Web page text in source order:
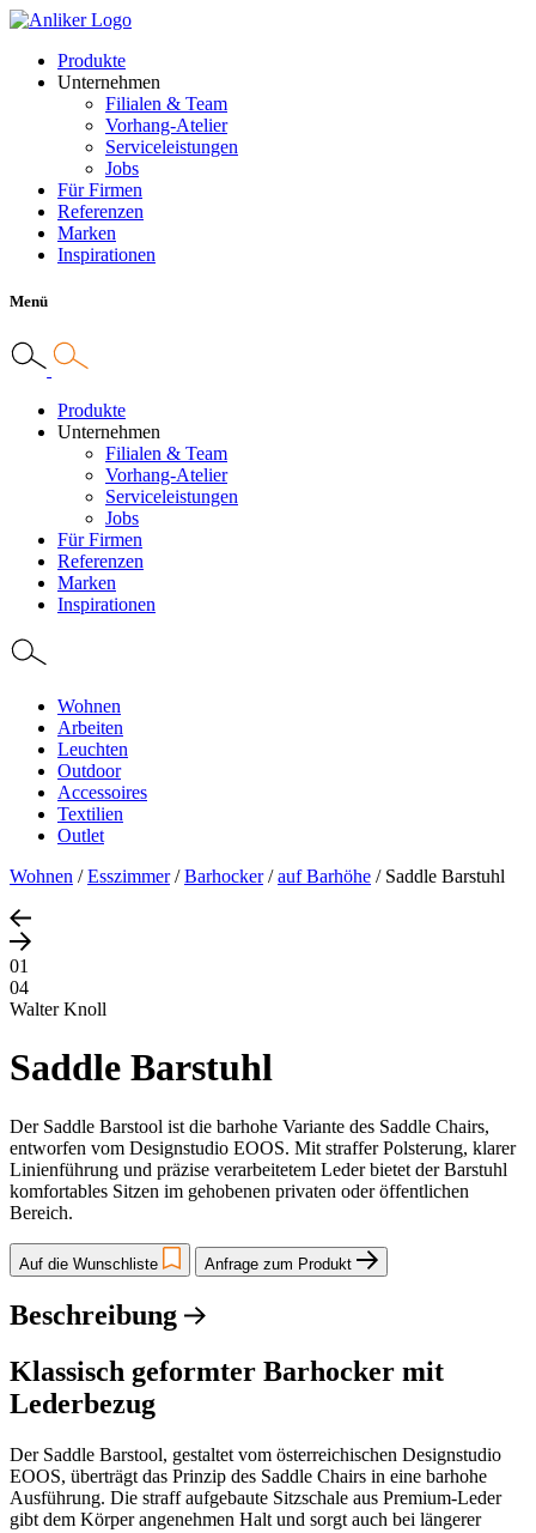
Produkte
Unternehmen
Filialen & Team
Vorhang-Atelier
Serviceleistungen
Jobs
Für Firmen
Referenzen
Marken
Inspirationen
Menü
Produkte
Unternehmen
Filialen & Team
Vorhang-Atelier
Serviceleistungen
Jobs
Für Firmen
Referenzen
Marken
Inspirationen
Wohnen
Arbeiten
Leuchten
Outdoor
Accessoires
Textilien
Outlet
Wohnen /Esszimmer/Barhocker/auf Barhöhe / Saddle Barstuhl
01
04
Walter Knoll
Saddle Barstuhl
Der Saddle Barstool ist die barhohe Variante des Saddle Chairs,
entworfen vom Designstudio EOOS. Mit straffer Polsterung, klarer
Linienführung und präzise verarbeitetem Leder bietet der Barstuhl
komfortables Sitzen im gehobenen privaten oder öffentlichen
Bereich.
Auf die Wunschliste Anfrage zum Produkt
Beschreibung
Klassisch geformter Barhocker mit
Lederbezug
Der Saddle Barstool, gestaltet vom österreichischen Designstudio
EOOS, überträgt das Prinzip des Saddle Chairs in eine barhohe
Ausführung. Die straff aufgebaute Sitzschale aus Premium-Leder
gibt dem Körper angenehmen Halt und sorgt auch bei längerer